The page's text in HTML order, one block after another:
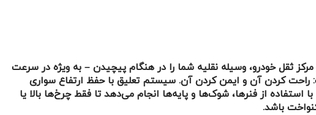
ثقل خودرو، وسیله نقلیه شما را در هنگام پیچیدن – به ویژه در سرعت
راحت کردن آن و ایمن کردن آن. سیستم تعلیق با حفظ ارتفاع سواری
استفاده از فنرها، شوک‌ها و پایه‌ها انجام می‌دهد تا فقط چرخ‌ها بالا یا
باشد.